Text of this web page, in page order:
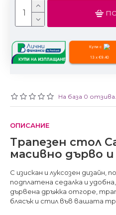
На база 0 отзива.
Купи с
13 x €9.40
ОПИСАНИЕ
Трапезен стол
масивно дърво и
С изискан и луксозен
подплатена седалка и
дървена дръжка отгоре,
блясък и стил във вашата